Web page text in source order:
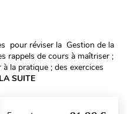
pour réviser la Gestion de la
rappels de cours à maîtriser ;
la pratique ; des exercices
SUITE